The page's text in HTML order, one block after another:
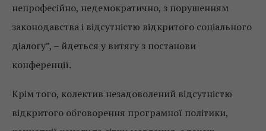
непрофесійно, недемократично, з порушенням
законодавства і відсутністю відкритого соціального
діалогу”, – йдеться у витягу з постанови
конференції.
Крім того, колектив незадоволений відсутністю
відкритого обговорення програмної політики,